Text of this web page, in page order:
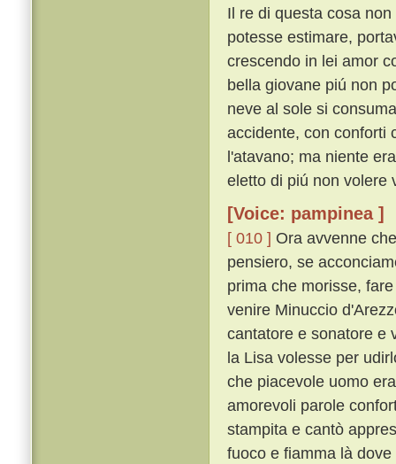
Il re di questa cosa
potesse estimare,
crescendo in lei amor
bella giovane piú non
neve al sole si
accidente, con conforti
l'atavano; ma niente
eletto di piú non volere
[Voice: pampinea ]
[ 010 ] Ora avvenne
pensiero, se
prima che morisse,
venire Minuccio
cantatore e sonatore e
la Lisa volesse per
che piacevole uomo
amorevoli parole
stampita e cantò
fuoco e fiamma là